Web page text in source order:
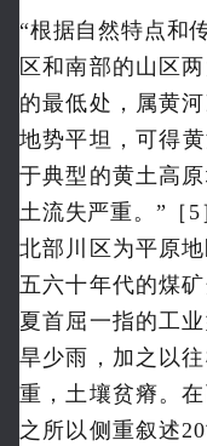
“根据自然特点和
区和南部的山区
的最低处，属黄
地势平坦，可得
于典型的黄土高
土流失严重。”［
北部川区为平原
五六十年代的煤
夏首屈一指的工
旱少雨，加之以
重，土壤贫瘠。
之所以侧重叙述